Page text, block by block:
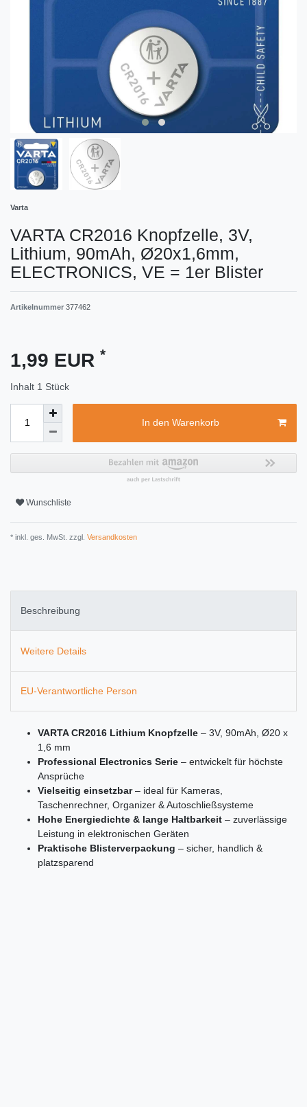
Varta
VARTA CR2016 Knopfzelle, 3V,
Lithium, 90mAh, Ø20x1,6mm,
ELECTRONICS, VE = 1er Blister
Artikelnummer 377462
1,99 EUR *
Inhalt 1 Stück
In den Warenkorb
Wunschliste
* inkl. ges. MwSt. zzgl. Versandkosten
Beschreibung
Weitere Details
EU-Verantwortliche Person
VARTA CR2016 Lithium Knopfzelle – 3V, 90mAh, Ø20 x
1,6 mm
Professional Electronics Serie – entwickelt für höchste
Ansprüche
Vielseitig einsetzbar– ideal für Kameras,
Taschenrechner, Organizer & Autoschließsysteme
Hohe Energiedichte & lange Haltbarkeit – zuverlässige
Leistung in elektronischen Geräten
Praktische Blisterverpackung – sicher, handlich &
platzsparend